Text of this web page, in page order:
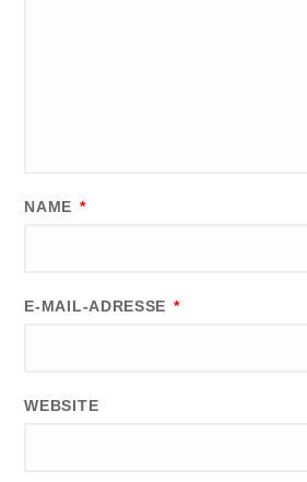
NAME *
E-MAIL-ADRESSE *
WEBSITE